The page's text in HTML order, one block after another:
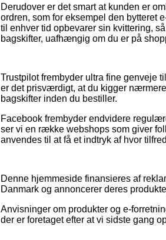
Derudover er det smart at kunden er
ordren, som for eksempel den bytteret
til enhver tid opbevarer sin kvittering,
bagskifter, uafhængig om du er på
Trustpilot frembyder ultra fine genveje
er det prisværdigt, at du kigger
bagskifter inden du bestiller.
Facebook frembyder endvidere
ser vi en række webshops som giver
anvendes til at få et indtryk af hvor
Denne hjemmeside finansieres af
Danmark og annoncerer deres
Anvisninger om produkter og e-
der er foretaget efter at vi sidste gang